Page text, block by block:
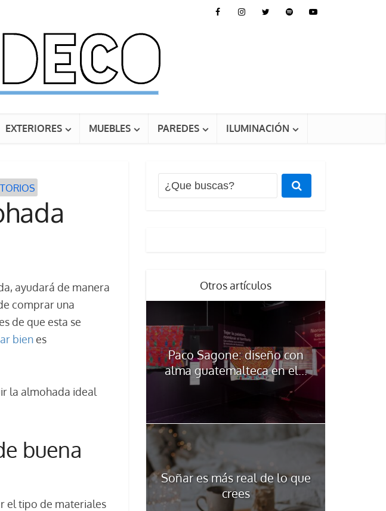
EXTERIORES MUEBLES PAREDES ILUMINACIÓN
ayudará de manera
comprar una
de que esta se
bienes
la almohada ideal
buena
el tipo de materiales
Otros artículos
Paco Sagone: diseño con
alma guatemalteca en el...
Soñar es más real de lo que
crees